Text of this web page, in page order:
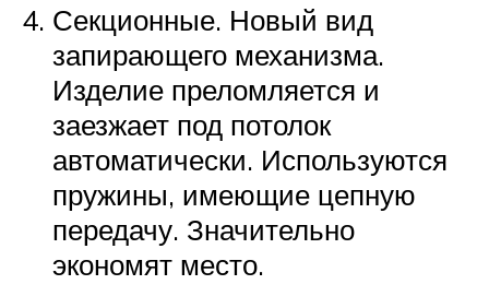
Секционные. Новый вид
запирающего механизма.
Изделие преломляется и
заезжает под потолок
автоматически. Используются
пружины, имеющие цепную
передачу. Значительно
экономят место.